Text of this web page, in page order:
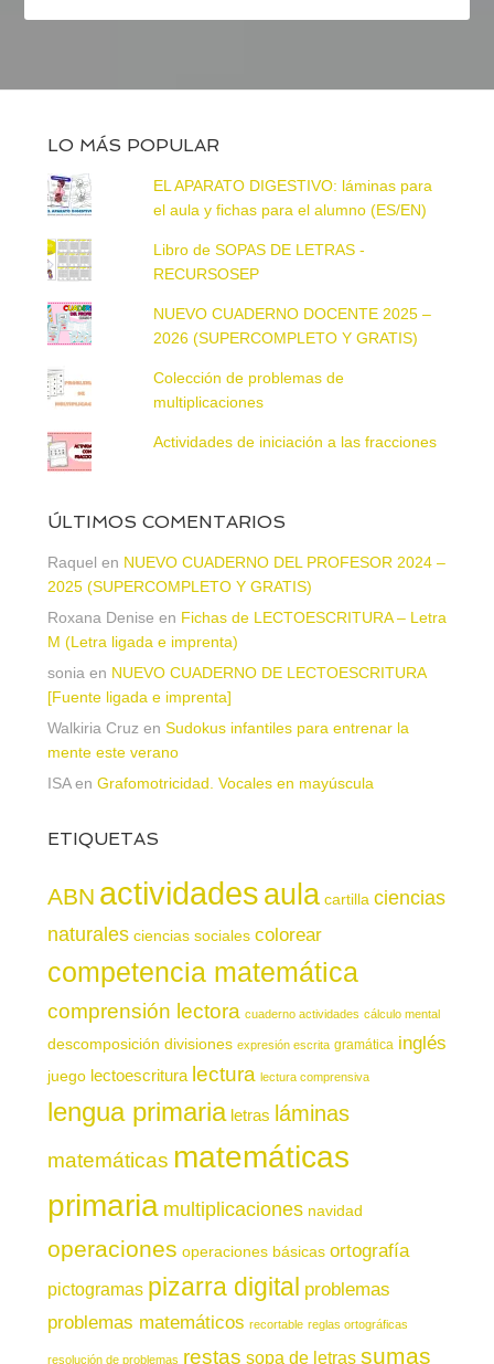
LO MÁS POPULAR
EL APARATO DIGESTIVO: láminas para
el aula y fichas para el alumno (ES/EN)
Libro de SOPAS DE LETRAS -
RECURSOSEP
NUEVO CUADERNO DOCENTE 2025 –
2026 (SUPERCOMPLETO Y GRATIS)
Colección de problemas de
multiplicaciones
Actividades de iniciación a las fracciones
ÚLTIMOS COMENTARIOS
Raquel en NUEVO CUADERNO DEL PROFESOR 2024 –
2025 (SUPERCOMPLETO Y GRATIS)
Roxana Denise en Fichas de LECTOESCRITURA – Letra
M (Letra ligada e imprenta)
sonia en NUEVO CUADERNO DE LECTOESCRITURA
[Fuente ligada e imprenta]
Walkiria Cruz en Sudokus infantiles para entrenar la
mente este verano
ISAen Grafomotricidad. Vocales en mayúscula
ETIQUETAS
ABN actividadesaula cartilla ciencias
naturales ciencias sociales colorear
competencia matemática
comprensión lectora cuaderno actividades cálculo mental
descomposición divisiones expresión escrita gramática inglés
juego lectoescritura lectura lectura comprensiva
lengua primaria letras láminas
matemáticas matemáticas
primaria multiplicaciones navidad
operaciones operaciones básicas ortografía
pictogramas pizarra digital problemas
problemas matemáticos recortable reglas ortográficas
resolución de problemas restas sopa de letras sumas